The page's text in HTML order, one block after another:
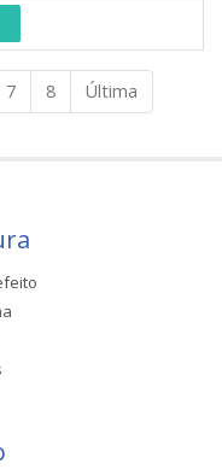
7 8 Última